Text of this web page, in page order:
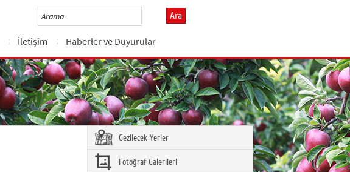
Ara
İletişim Haberler ve Duyurular
Gezilecek Yerler
Fotoğraf Galerileri